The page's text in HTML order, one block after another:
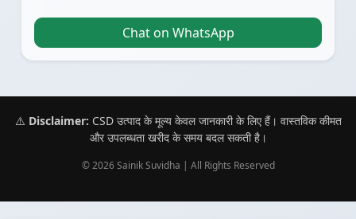
Chat on WhatsApp
⚠️ Disclaimer: CSD उत्पाद के मूल्य केवल जानकारी के लिए हैं। वास्तविक कीमत
और उपलब्धता खरीद के समय बदल सकती है।
© 2026 Sainik Suvidha | All Rights Reserved